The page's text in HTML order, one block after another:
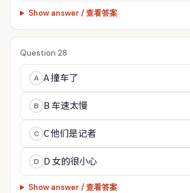
Show answer / 查看答案
Question 28
A A 撞车了
B B 车速太慢
C C 他们是记者
D D 女的很小心
Show answer / 查看答案